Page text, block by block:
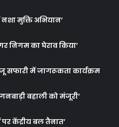
मुक्ति अभियान’
निगम का घेराव किया’
जू सफारी में जागरूकता कार्यक्रम
बहाली को मंजूरी’
केंद्रीय बल तैनात’